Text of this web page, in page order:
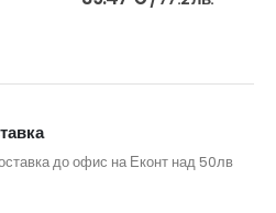
до офис на Еконт над 50лв